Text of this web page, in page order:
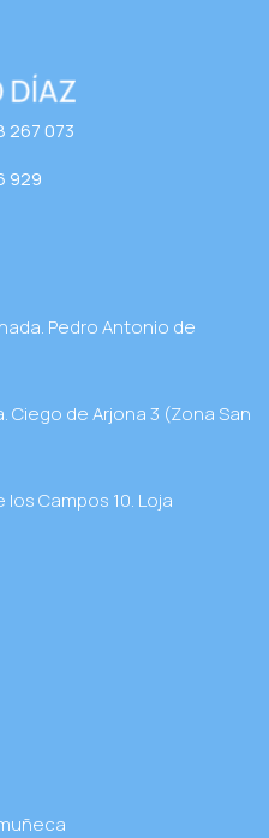
267 073
929
Pedro Antonio de
Ciego de Arjona 3 (Zona San
Campos 10. Loja